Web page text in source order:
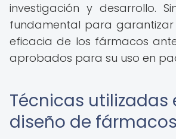
investigación y desarrollo.
fundamental para
eficacia de los fármacos
aprobados para su uso en
Técnicas utilizadas
diseño de fármacos